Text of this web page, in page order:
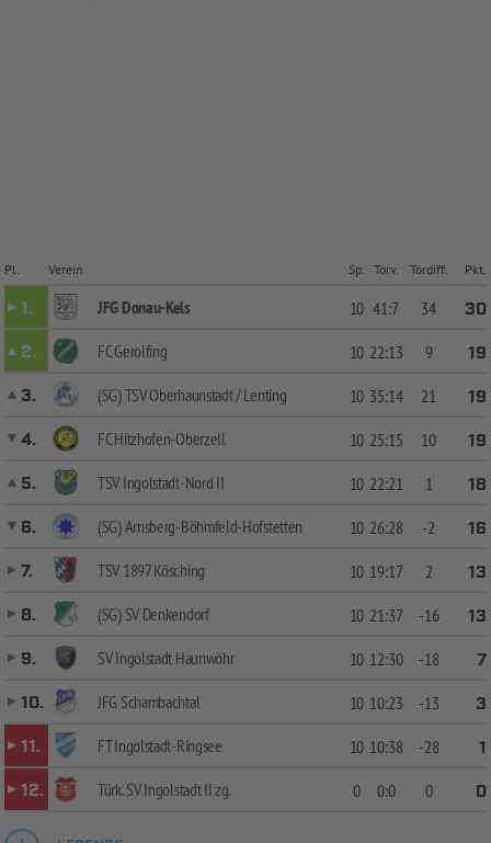
Pl. Verein Sp. Torv. Tordiff. Pkt.
1. JFG Donau-Kels 10 41:7 34
30
2.
FC Gerolfing 10 22:13 9
19
3.
(SG) TSV Oberhaunstadt / Lenting 10 35:14 21
19
4.
FC Hitzhofen-Oberzell 10 25:15 10
19
5.
TSV Ingolstadt-Nord II 10 22:21 1
18
6.
(SG) Arnsberg-Böhmfeld-Hofstetten 10 26:28 -2
16
7.
TSV 1897 Kösching 10 19:17 2
13
8.
(SG) SV Denkendorf 10 21:37 -16
13
9.
SV Ingolstadt Haunwöhr 10 12:30 -18
7
10.
JFG Schambachtal 10 10:23 -13
3
11.
FT Ingolstadt-Ringsee 10 10:38 -28
1
12.
Türk. SV Ingolstadt II zg. 0 0:0 0 0